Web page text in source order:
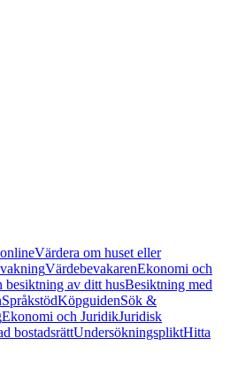
Värdera om huset eller
VärdebevakarenEkonomi och
besiktning av ditt husBesiktning med
SpråkstödKöpguidenSök &
Ekonomi och JuridikJuridisk
bostadsrättUndersökningspliktHitta